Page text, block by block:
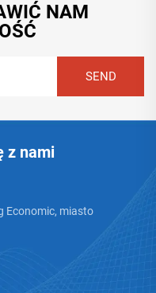
NAM
z nami
Economic, miasto